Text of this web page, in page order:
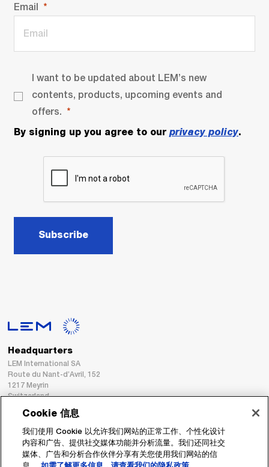
Email
I want to be updated about LEM’s new
contents, products, upcoming events and
offers.
By signing up you agree to our privacy policy.
Subscribe
Headquarters
LEM International SA
Route du Nant-d’Avril, 152
1217 Meyrin
Switzerland
Fax : +41 22 794 94 78
Cookie 信息
我们使用 Cookie 以允许我们网站的正常工作、个性化设计
内容和广告、提供社交媒体功能并分析流量。我们还同社交
媒体、广告和分析合作伙伴分享有关您使用我们网站的信